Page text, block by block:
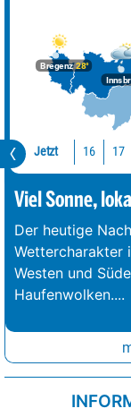
Bregenz28°
Jetzt 16 17
Viel Sonne,
Der heutige
Wettercharakter
Westen und
Haufenwolken....